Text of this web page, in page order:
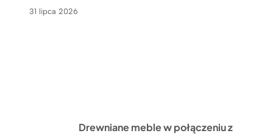
31 lipca 2026
Drewniane meble w połączeniu z